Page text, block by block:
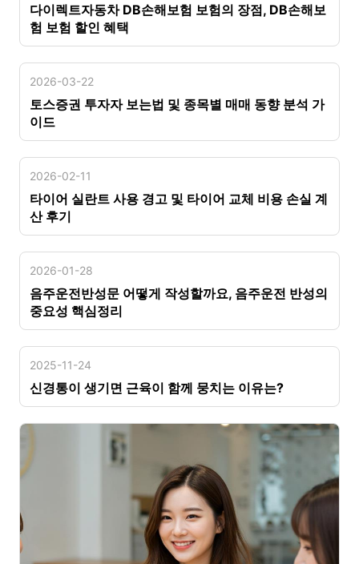
다이렉트자동차 DB손해보험 보험의 장점, DB손해보
험 보험 할인 혜택
2026-03-22
토스증권 투자자 보는법 및 종목별 매매 동향 분석 가
이드
2026-02-11
타이어 실란트 사용 경고 및 타이어 교체 비용 손실 계
산 후기
2026-01-28
음주운전반성문 어떻게 작성할까요, 음주운전 반성의
중요성 핵심정리
2025-11-24
신경통이 생기면 근육이 함께 뭉치는 이유는?